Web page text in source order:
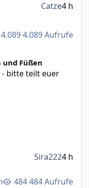
4.089 Aufrufe
Catze4 h
und Füßen
- bitte teilt euer
484 Aufrufe
Sira2224 h